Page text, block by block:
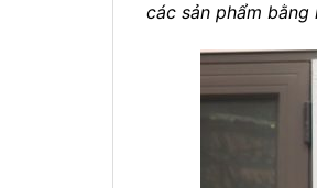
các sản phẩm